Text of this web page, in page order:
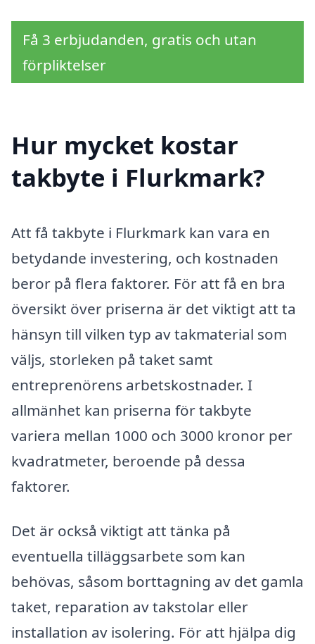
Få 3 erbjudanden, gratis och utan
förpliktelser
Hur mycket kostar
takbyte i Flurkmark?
Att få takbyte i Flurkmark kan vara en
betydande investering, och kostnaden
beror på flera faktorer. För att få en bra
översikt över priserna är det viktigt att ta
hänsyn till vilken typ av takmaterial som
väljs, storleken på taket samt
entreprenörens arbetskostnader. I
allmänhet kan priserna för takbyte
variera mellan 1000 och 3000 kronor per
kvadratmeter, beroende på dessa
faktorer.
Det är också viktigt att tänka på
eventuella tilläggsarbete som kan
behövas, såsom borttagning av det gamla
taket, reparation av takstolar eller
installation av isolering. För att hjälpa dig